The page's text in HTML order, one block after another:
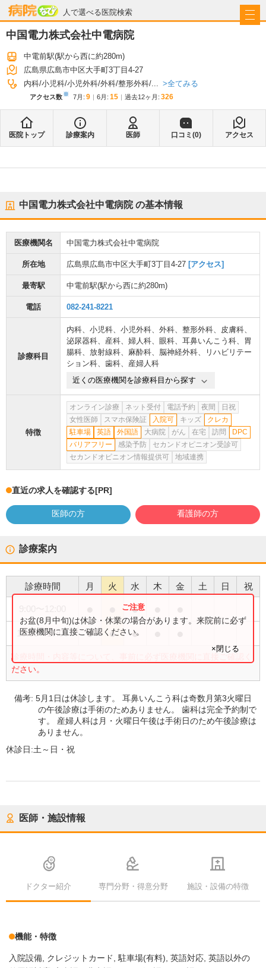
人で選べる医院検索
病院なび
中国電力株式会社中電病院
中電前駅(駅から西に約280m)
広島県広島市中区大手町3丁目4-27
内科 小児科 小児外科 外科 整形外科 ... 全てみる
アクセス数※ 7月 : 9 6月 : 15 過去12ヶ月: 326
医院トップ 診療案内 医師 口コミ(0) アクセス
中国電力株式会社中電病院の基本情報
医療機関名 中国電力株式会社中電病院
所在地 広島県広島市中区大手町3丁目4-27 [アクセス]
最寄駅 中電前駅(駅から西に約280m)
電話 082-241-8221
診療科目
内科、 小児科、 小児外科、 外科、 整形外科、 皮膚科、
泌尿器科、 産科、 婦人科、 眼科、 耳鼻いんこう科、 胃
腸科、 放射線科、 麻酔科、 脳神経外科、
リハビリテー
ション科、 歯科、 産婦人科
近くの医療機関を診療科目から探す
特徴
オンライン診療 ネット受付 電話予約 夜間
日祝
女性医師
スマホ保険証 入院可 キッズ
クレカ
駐車場
英語 外国語 大病院 がん 在宅 訪問
DPC
バリアフリー
感染予防
セカンドオピニオン受診可
セカンドオピニオン情報提供可
地域連携
直近の求人を確認する[PR]
医師の方 看護師の方
診療案内
診療時間 月 火 水 木 金 土 日 祝
●
13:00〜17:00 ● ● ●
診療時間・内容等について、事前に必ず医療機関に直接ご確認く
ださい。
お盆(8月中旬)は休診・休業の場合があります。来院前に必ず
医療機関に直接ご確認ください。
×閉じる
備考:5月1日は休診します。 耳鼻いんこう科は奇数月第3火曜日
の午後診療は手術のためありません。 歯科は完全予約制で
す。 産婦人科は月・火曜日午後は手術日のため午後診療は
ありません。
休診日:土～日・祝
医師・施設情報
ドクター紹介 専門分野・得意分野 施設・設備の特徴
機能・特徴
入院設備 クレジットカード 駐車場(有料) 英語対応 英語以外の